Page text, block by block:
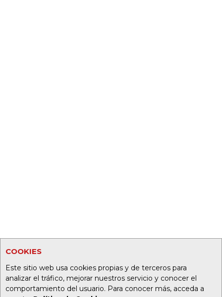
COOKIES
Este sitio web usa cookies propias y de terceros para
analizar el tráfico, mejorar nuestros servicio y conocer el
comportamiento del usuario. Para conocer más, acceda a